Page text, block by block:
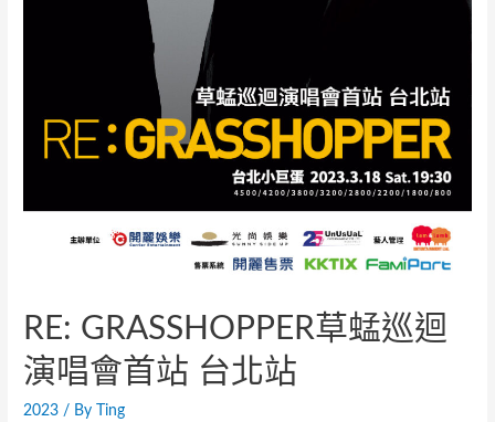
RE: GRASSHOPPER草蜢巡迴
演唱會首站 台北站
2023 / By Ting